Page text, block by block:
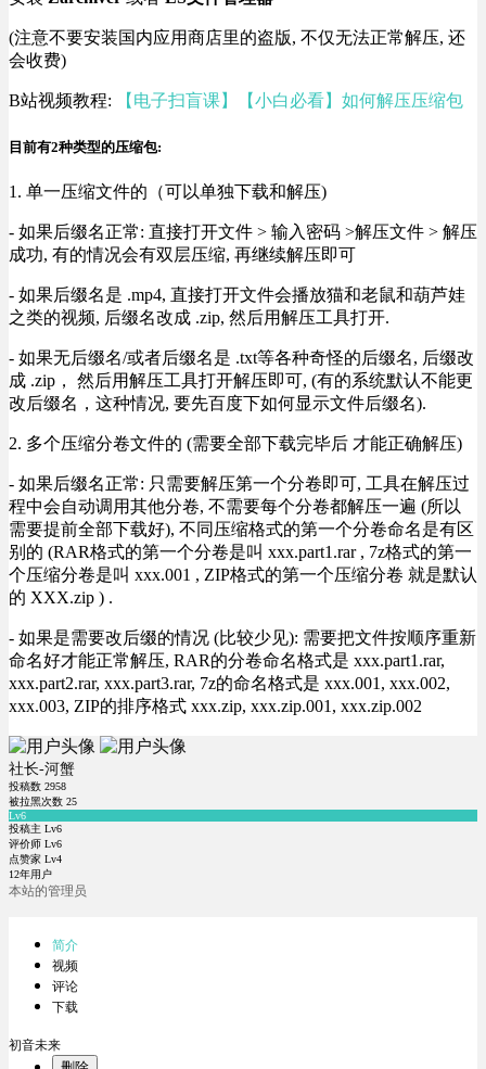
(注意不要安装国内应用商店里的盗版, 不仅无法正常解压, 还
会收费)
B站视频教程: 【电子扫盲课】【小白必看】如何解压压缩包
目前有2种类型的压缩包:
1. 单一压缩文件的（可以单独下载和解压)
- 如果后缀名正常: 直接打开文件 > 输入密码 >解压文件 > 解压
成功, 有的情况会有双层压缩, 再继续解压即可
- 如果后缀名是 .mp4, 直接打开文件会播放猫和老鼠和葫芦娃
之类的视频, 后缀名改成 .zip, 然后用解压工具打开.
- 如果无后缀名/或者后缀名是 .txt等各种奇怪的后缀名, 后缀改
成 .zip， 然后用解压工具打开解压即可, (有的系统默认不能更
改后缀名，这种情况, 要先百度下如何显示文件后缀名).
2. 多个压缩分卷文件的 (需要全部下载完毕后 才能正确解压)
- 如果后缀名正常: 只需要解压第一个分卷即可, 工具在解压过
程中会自动调用其他分卷, 不需要每个分卷都解压一遍 (所以
需要提前全部下载好), 不同压缩格式的第一个分卷命名是有区
别的 (RAR格式的第一个分卷是叫 xxx.part1.rar , 7z格式的第一
个压缩分卷是叫 xxx.001 , ZIP格式的第一个压缩分卷 就是默认
的 XXX.zip ) .
- 如果是需要改后缀的情况 (比较少见): 需要把文件按顺序重新
命名好才能正常解压, RAR的分卷命名格式是 xxx.part1.rar,
xxx.part2.rar, xxx.part3.rar, 7z的命名格式是 xxx.001, xxx.002,
xxx.003, ZIP的排序格式 xxx.zip, xxx.zip.001, xxx.zip.002
社长-河蟹
投稿数 2958
被拉黑次数 25
Lv6
投稿主 Lv6
评价师 Lv6
点赞家 Lv4
12年用户
本站的管理员
简介
视频
评论
下载
初音未来